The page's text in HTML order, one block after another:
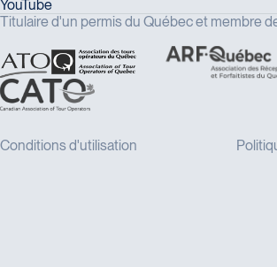
Titulaire d'un permis du Québec et membre